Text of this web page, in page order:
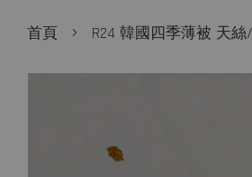
首頁 › R24 韓國四季薄被 天